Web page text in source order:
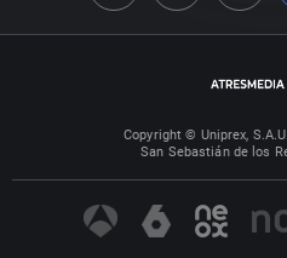
Copyright © Uniprex,
San Sebastián de los